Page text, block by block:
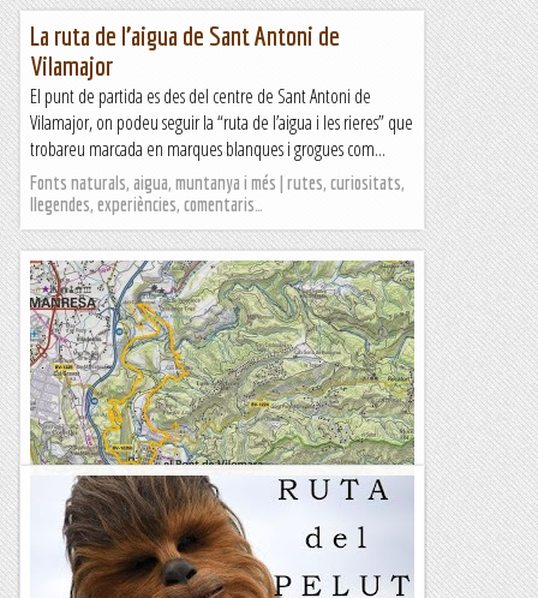
La ruta de l’aigua de Sant Antoni de
Vilamajor
El punt de partida es des del centre de Sant Antoni de
Vilamajor, on podeu seguir la “ruta de l’aigua i les rieres” que
trobareu marcada en marques blanques i grogues com...
Fonts naturals, aigua, muntanya i més | rutes, curiositats,
llegendes, experiències, comentaris…
Valls del montcau, ruta del terme i llobregat
Alçada mínima: 185mAlçada màxima: 355mDistància: 17,56
kmTemps empleat: 3h30m (parades incloses)Desnivell + :
470mDesnivell - : 470mAvui m’he decidit a fer una...